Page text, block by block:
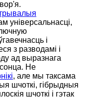
універсальнасці,
і
з разводамі і
ад выразнага
Не
, але мы таксама
шчоткі, гібрыдныя
шчоткі і гэтак